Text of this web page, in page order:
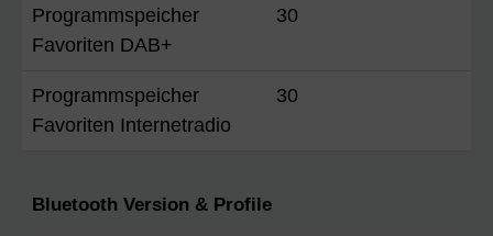
Programmspeicher
Favoriten DAB+
30
Programmspeicher
Favoriten Internetradio
30
Bluetooth Version & Profile